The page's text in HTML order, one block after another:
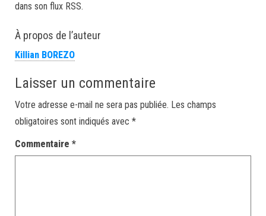
dans son flux RSS.
À propos de l’auteur
Killian BOREZO
Laisser un commentaire
Votre adresse e-mail ne sera pas publiée. Les champs
obligatoires sont indiqués avec *
Commentaire *